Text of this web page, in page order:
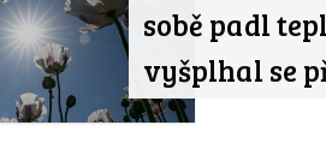
sobě padl
vyšplhal se